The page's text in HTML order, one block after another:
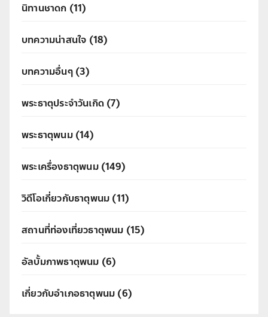
นิทานชาดก (11)
บทความน่าสนใจ (18)
บทความอื่นๆ(3)
พระธาตุประจำวันเกิด (7)
พระธาตุพนม(14)
พระเครื่องธาตุพนม(149)
วิดีโอเกี่ยวกับธาตุพนม (11)
สถานที่ท่องเที่ยวธาตุพนม (15)
อัลบั้มภาพธาตุพนม (6)
เกี่ยวกับอำเภอธาตุพนม (6)